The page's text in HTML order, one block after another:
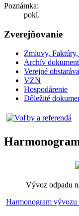
Poznámka:
pokl.
Zverejňovanie
Zmluvy,
Archív
Verejné
VZN
Hospodárenie
Dôležité
Vývoz odpadu
Harmonogram vývozu